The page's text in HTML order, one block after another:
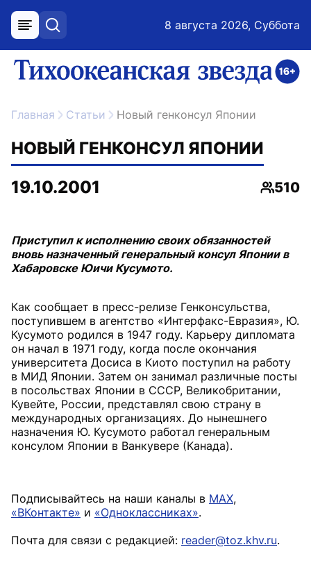
меню поиск 8 августа 2026, Суббота
ссылка на главную
Главная Статьи Новый генконсул Японии
НОВЫЙ ГЕНКОНСУЛ ЯПОНИИ
19.10.2001
510
Приступил к исполнению своих обязанностей
вновь назначенный генеральный консул Японии в
Хабаровске Юичи Кусумото.
Как сообщает в пресс-релизе Генконсульства,
поступившем в агентство «Интерфакс-Евразия», Ю.
Кусумото родился в 1947 году. Карьеру дипломата
он начал в 1971 году, когда после окончания
университета Досиса в Киото поступил на работу
в МИД Японии. Затем он занимал различные посты
в посольствах Японии в СССР, Великобритании,
Кувейте, России, представлял свою страну в
международных организациях. До нынешнего
назначения Ю. Кусумото работал генеральным
консулом Японии в Ванкувере (Канада).
Подписывайтесь на наши каналы в MAX,
«ВКонтакте» и «Одноклассниках».
Почта для связи с редакцией: reader@toz.khv.ru.